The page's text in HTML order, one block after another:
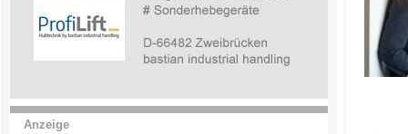
Anzeige